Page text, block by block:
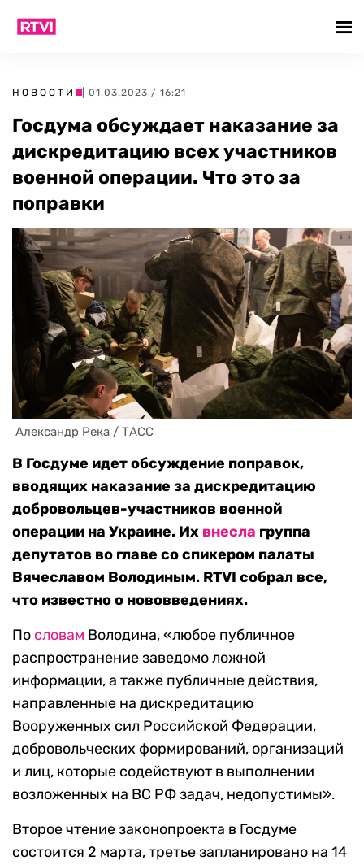
НОВОСТИ | 01.03.2023 / 16:21
Госдума обсуждает наказание за
дискредитацию всех участников
военной операции. Что это за
поправки
Александр Река / ТАСС
В Госдуме идет обсуждение поправок,
вводящих наказание за дискредитацию
добровольцев-участников военной
операции на Украине. Их внесла группа
депутатов во главе со спикером палаты
Вячеславом Володиным. RTVI собрал все,
что известно о нововведениях.
По словам Володина, «любое публичное
распространение заведомо ложной
информации, а также публичные действия,
направленные на дискредитацию
Вооруженных сил Российской Федерации,
добровольческих формирований, организаций
и лиц, которые содействуют в выполнении
возложенных на ВС РФ задач, недопустимы».
Второе чтение законопроекта в Госдуме
состоится 2 марта, третье запланировано на 14